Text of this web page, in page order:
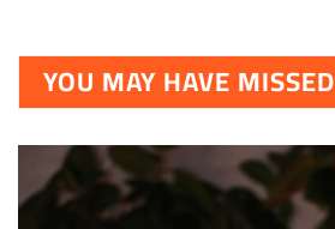
YOU MAY HAVE MISSED